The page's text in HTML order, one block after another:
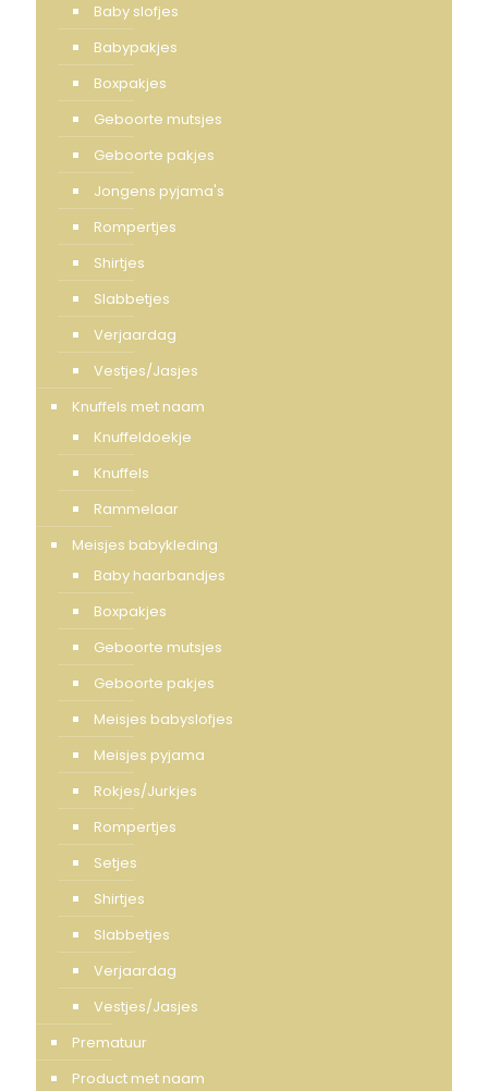
Baby slofjes
Babypakjes
Boxpakjes
Geboorte mutsjes
Geboorte pakjes
Jongens pyjama's
Rompertjes
Shirtjes
Slabbetjes
Verjaardag
Vestjes/Jasjes
Knuffels met naam
Knuffeldoekje
Knuffels
Rammelaar
Meisjes babykleding
Baby haarbandjes
Boxpakjes
Geboorte mutsjes
Geboorte pakjes
Meisjes babyslofjes
Meisjes pyjama
Rokjes/Jurkjes
Rompertjes
Setjes
Shirtjes
Slabbetjes
Verjaardag
Vestjes/Jasjes
Prematuur
Product met naam